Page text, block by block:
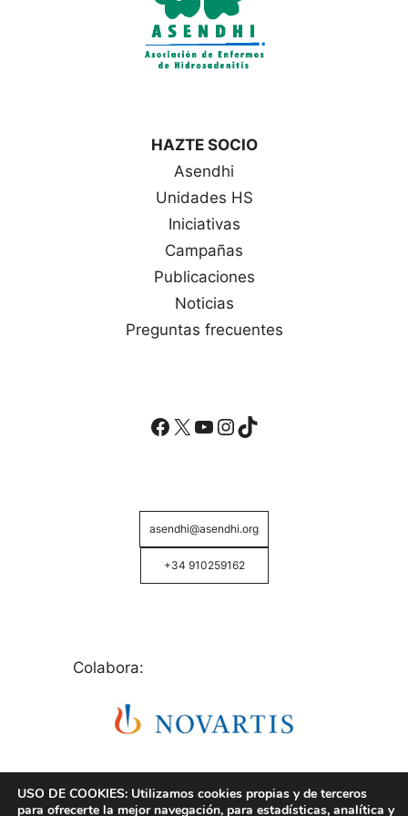
HAZTE SOCIO
Asendhi
Unidades HS
Iniciativas
Campañas
Publicaciones
Noticias
Preguntas frecuentes
Facebook
X YouTube
Instagram
TikTok
asendhi@asendhi.org
+34 910259162
Colabora:
USO DE COOKIES: Utilizamos cookies propias y de terceros
para ofrecerte la mejor navegación, para estadísticas, analítica y